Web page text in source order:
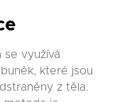
se využívá
které jsou
z těla.